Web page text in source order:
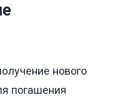
нового
погашения